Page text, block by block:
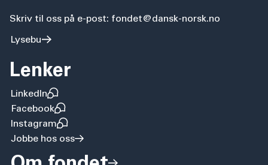
Skriv til oss på e-post: fondet@dansk-norsk.no
Lysebu
Lenker
LinkedIn
Facebook
Instagram
Jobbe hos oss